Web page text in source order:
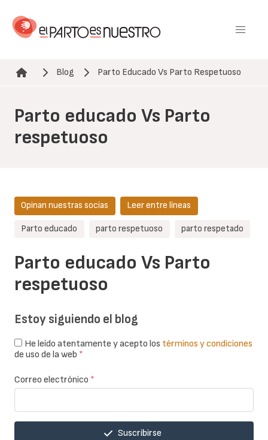
contenido
Ruta de navegación
Blog Parto Educado Vs Parto Respetuoso
Parto educado Vs Parto
respetuoso
Parto educado Vs Parto
respetuoso
Opinan nuestras socias Leer entre líneas
Parto educado parto respetuoso parto respetado
Estoy siguiendo el blog
He leído atentamente y acepto los términos y condiciones
de uso de la web *
Correo electrónico *
Suscribirse